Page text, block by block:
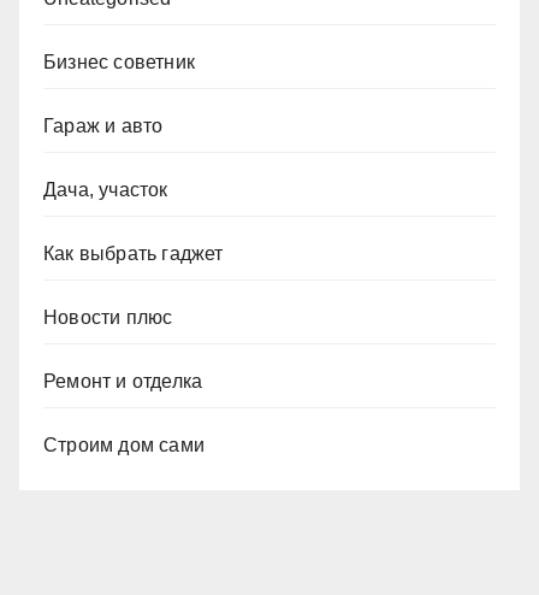
Бизнес советник
Гараж и авто
Дача, участок
Как выбрать гаджет
Новости плюс
Ремонт и отделка
Строим дом сами